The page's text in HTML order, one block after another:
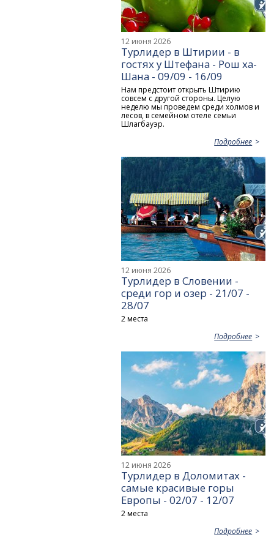
12 июня 2026
Турлидер в Штирии - в
гостях у Штефана - Рош ха-
Шана - 09/09 - 16/09
Нам предстоит открыть Штирию
совсем с другой стороны. Целую
неделю мы проведем среди холмов и
лесов, в семейном отеле семьи
Шлагбауэр.
Подробнее
12 июня 2026
Турлидер в Словении -
среди гор и озер - 21/07 -
28/07
2 места
Подробнее
12 июня 2026
Турлидер в Доломитах -
самые красивые горы
Европы - 02/07 - 12/07
2 места
Подробнее